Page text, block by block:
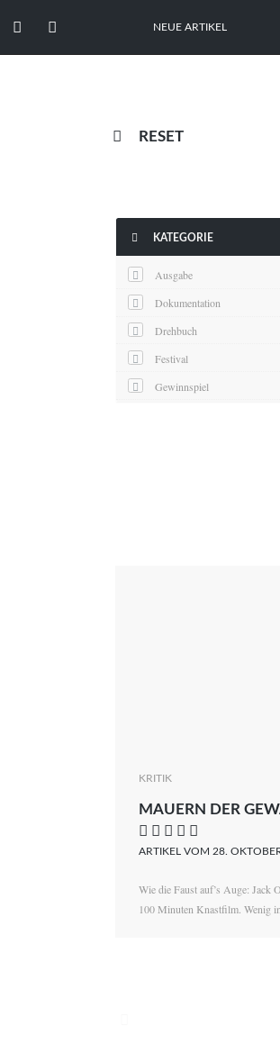
  NEUE ARTIKEL
 RESET
 KATEGORIE
Ausgabe
Dokumentation
Drehbuch
Festival
Gewinnspiel
KRITIK
MAUERN DER
    
ARTIKEL VOM 28.
Wie die Faust auf’s Auge: Jack
100 Minuten Knastfilm. Wenig